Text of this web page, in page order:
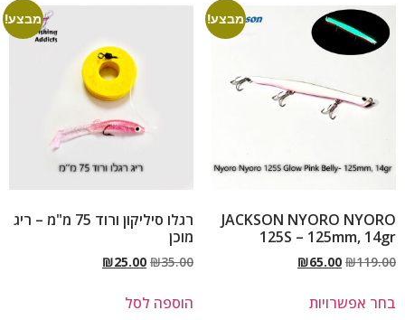
מבצע!
JACKSON NYORO NYORO
125S – 125mm, 14gr
₪119.00
₪65.00
בחר אפשרויות
מבצע!
רגלו סיליקון ורוד 75 מ"מ – ריג
מוכן
₪35.00
₪25.00
הוספה לסל